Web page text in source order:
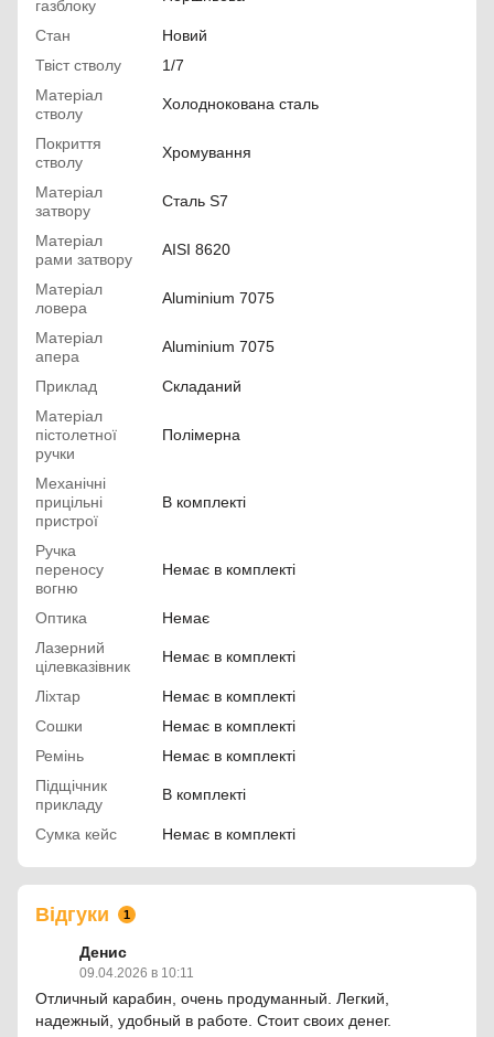
газблоку
Стан
Новий
Твіст стволу
1/7
Матеріал
стволу
Холоднокована сталь
Покриття
стволу
Хромування
Матеріал
затвору
Сталь S7
Матеріал
рами затвору
AISI 8620
Матеріал
ловера
Aluminium 7075
Матеріал
апера
Aluminium 7075
Приклад
Складаний
Матеріал
пістолетної
ручки
Полімерна
Механічні
прицільні
пристрої
В комплекті
Ручка
переносу
вогню
Немає в комплекті
Оптика
Немає
Лазерний
цілевказівник
Немає в комплекті
Ліхтар
Немає в комплекті
Сошки
Немає в комплекті
Ремінь
Немає в комплекті
Підщічник
прикладу
В комплекті
Сумка кейс Немає в комплекті
Відгуки 1
Денис
09.04.2026 в 10:11
Отличный карабин, очень продуманный. Легкий,
надежный, удобный в работе. Стоит своих денег.